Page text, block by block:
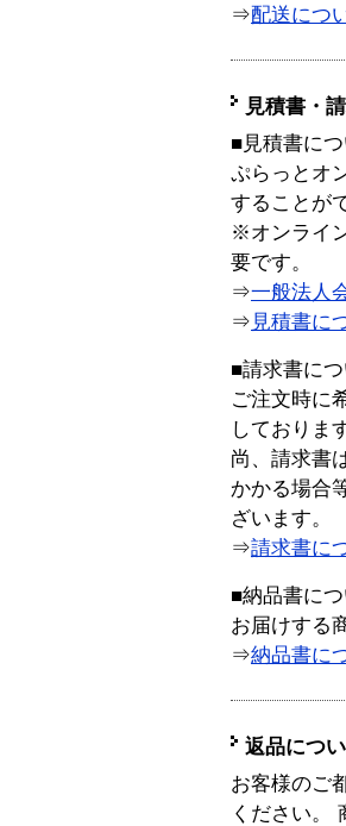
⇒配送につ
見積書・
■見積書に
ぷらっとオ
することが
※オンライ
要です。
⇒一般法人
⇒ 見積書に
■請求書に
ご注文時に
しておりま
尚、請求書
かかる場合
ざいます。
⇒請求書に
■納品書に
お届けする
⇒納品書に
返品につ
お客様のご
ください。